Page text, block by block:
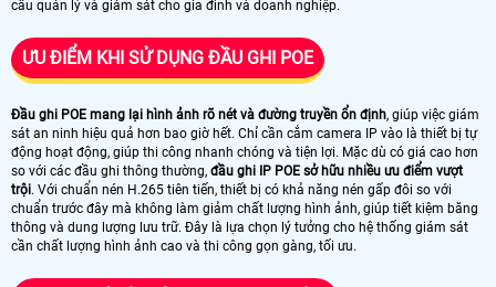
cầu quản lý và giám sát cho gia đình và doanh nghiệp.
ƯU ĐIỂM KHI SỬ DỤNG ĐẦU GHI POE
Đầu ghi POE mang lại hình ảnh rõ nét và đường truyền ổn định, giúp việc giám
sát an ninh hiệu quả hơn bao giờ hết. Chỉ cần cắm camera IP vào là thiết bị tự
động hoạt động, giúp thi công nhanh chóng và tiện lợi. Mặc dù có giá cao hơn
so với các đầu ghi thông thường, đầu ghi IP POE sở hữu nhiều ưu điểm vượt
trội. Với chuẩn nén H.265 tiên tiến, thiết bị có khả năng nén gấp đôi so với
chuẩn trước đây mà không làm giảm chất lượng hình ảnh, giúp tiết kiệm băng
thông và dung lượng lưu trữ. Đây là lựa chọn lý tưởng cho hệ thống giám sát
cần chất lượng hình ảnh cao và thi công gọn gàng, tối ưu.